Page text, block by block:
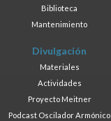
Biblioteca
Mantenimiento
Divulgación
Materiales
Actividades
Proyecto Meitner
Podcast Oscilador Armónico